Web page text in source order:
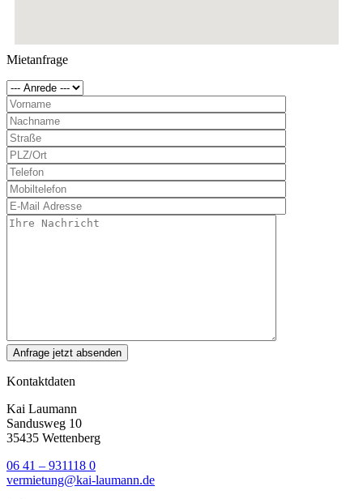
Mietanfrage
Kontaktdaten
Kai Laumann
Sandusweg 10
35435 Wettenberg
06 41 – 931118 0
vermietung@kai-laumann.de